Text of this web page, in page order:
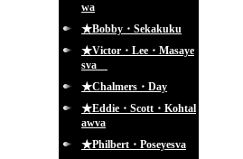
wa
★Bobby・Sekakuku
★Victor・Lee・Masaye
sva
★Chalmers・Day
★Eddie・Scott・Kohtal
awva
★Philbert・Poseyesva